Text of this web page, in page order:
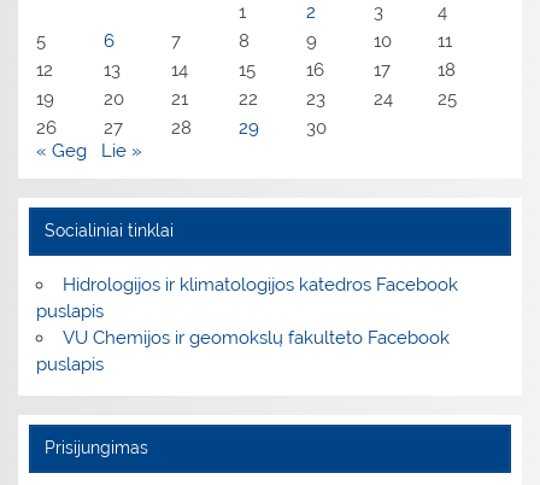
1 2 3
4
5
6 7 8 9 10
11
12
13 14 15 16 17
18
19
20 21 22 23 24
25
26
27 28 29
30
« Geg
Lie »
Socialiniai tinklai
Hidrologijos ir klimatologijos katedros Facebook
puslapis
VU Chemijos ir geomokslų fakulteto Facebook
puslapis
Prisijungimas